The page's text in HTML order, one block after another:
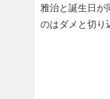
雅治と誕生日が
のはダメと切り